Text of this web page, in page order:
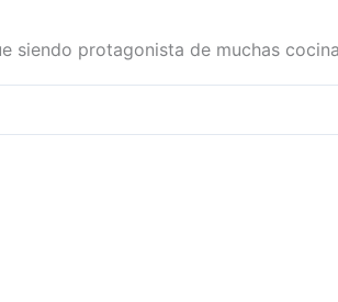
siendo protagonista de muchas